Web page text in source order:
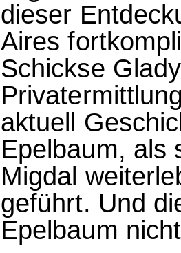
dieser
Aires
Schickse
aktuell
Epelbaum, als
Migdal
geführt. Und
Epelbaum